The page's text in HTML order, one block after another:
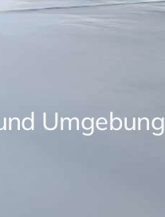
Umgebung